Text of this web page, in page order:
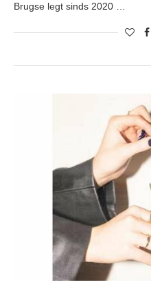
Brugse legt sinds 2020 …